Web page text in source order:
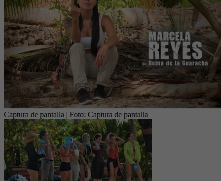
Captura de pantalla | Foto: Captura de pantalla